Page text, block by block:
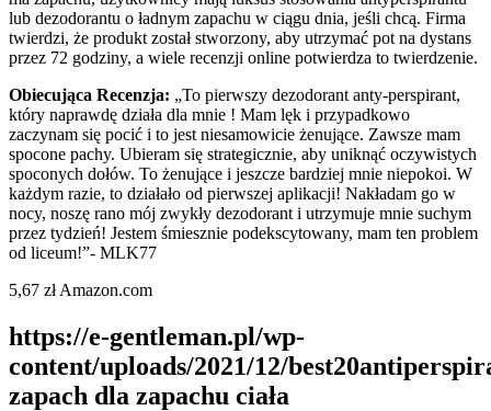
lub dezodorantu o ładnym zapachu w ciągu dnia, jeśli chcą. Firma
twierdzi, że produkt został stworzony, aby utrzymać pot na dystans
przez 72 godziny, a wiele recenzji online potwierdza to twierdzenie.
Obiecująca Recenzja: „To pierwszy dezodorant anty-perspirant,
który naprawdę działa dla mnie ! Mam lęk i przypadkowo
zaczynam się pocić i to jest niesamowicie żenujące. Zawsze mam
spocone pachy. Ubieram się strategicznie, aby uniknąć oczywistych
spoconych dołów. To żenujące i jeszcze bardziej mnie niepokoi. W
każdym razie, to działało od pierwszej aplikacji! Nakładam go w
nocy, noszę rano mój zwykły dezodorant i utrzymuje mnie suchym
przez tydzień! Jestem śmiesznie podekscytowany, mam ten problem
od liceum!”- MLK77
5,67 zł Amazon.com
https://e-gentleman.pl/wp-
content/uploads/2021/12/
zapach dla zapachu ciała